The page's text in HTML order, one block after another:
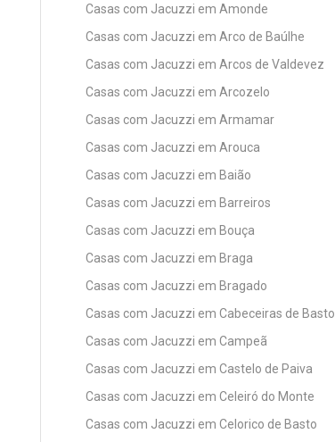
Casas com Jacuzzi em Amonde
Casas com Jacuzzi em Arco de Baúlhe
Casas com Jacuzzi em Arcos de Valdevez
Casas com Jacuzzi em Arcozelo
Casas com Jacuzzi em Armamar
Casas com Jacuzzi em Arouca
Casas com Jacuzzi em Baião
Casas com Jacuzzi em Barreiros
Casas com Jacuzzi em Bouça
Casas com Jacuzzi em Braga
Casas com Jacuzzi em Bragado
Casas com Jacuzzi em Cabeceiras de Basto
Casas com Jacuzzi em Campeã
Casas com Jacuzzi em Castelo de Paiva
Casas com Jacuzzi em Celeiró do Monte
Casas com Jacuzzi em Celorico de Basto